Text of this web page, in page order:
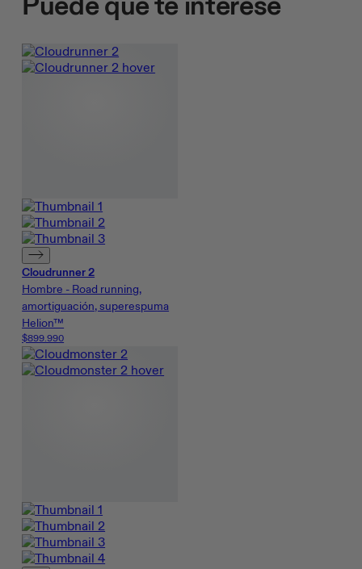
Cloudrunner 2
Hombre - Road running,
amortiguación, superespuma
Helion™
$899.990